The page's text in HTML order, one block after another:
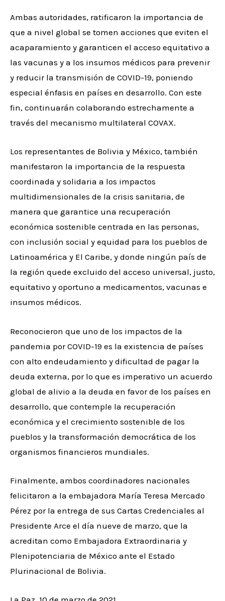
Ambas autoridades, ratificaron la importancia de
que a nivel global se tomen acciones que eviten el
acaparamiento y garanticen el acceso equitativo a
las vacunas y a los insumos médicos para prevenir
y reducir la transmisión de COVID-19, poniendo
especial énfasis en países en desarrollo. Con este
fin, continuarán colaborando estrechamente a
través del mecanismo multilateral COVAX.
Los representantes de Bolivia y México, también
manifestaron la importancia de la respuesta
coordinada y solidaria a los impactos
multidimensionales de la crisis sanitaria, de
manera que garantice una recuperación
económica sostenible centrada en las personas,
con inclusión social y equidad para los pueblos de
Latinoamérica y El Caribe, y donde ningún país de
la región quede excluido del acceso universal, justo,
equitativo y oportuno a medicamentos, vacunas e
insumos médicos.
Reconocieron que uno de los impactos de la
pandemia por COVID-19 es la existencia de países
con alto endeudamiento y dificultad de pagar la
deuda externa, por lo que es imperativo un acuerdo
global de alivio a la deuda en favor de los países en
desarrollo, que contemple la recuperación
económica y el crecimiento sostenible de los
pueblos y la transformación democrática de los
organismos financieros mundiales.
Finalmente, ambos coordinadores nacionales
felicitaron a la embajadora María Teresa Mercado
Pérez por la entrega de sus Cartas Credenciales al
Presidente Arce el día nueve de marzo, que la
acreditan como Embajadora Extraordinaria y
Plenipotenciaria de México ante el Estado
Plurinacional de Bolivia.